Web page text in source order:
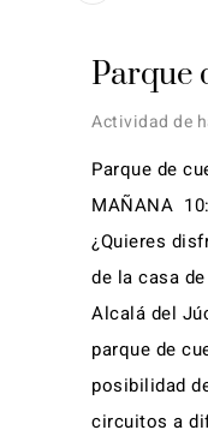
Parque
Actividad de
Parque de
MAÑANA
¿Quieres
de la casa
Alcalá del
parque de
posibilidad
circuitos a